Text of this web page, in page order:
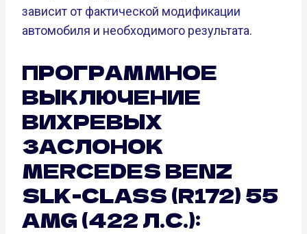
зависит от фактической модификации
автомобиля и необходимого результата.
ПРОГРАММНОЕ
ВЫКЛЮЧЕНИЕ
ВИХРЕВЫХ
ЗАСЛОНОК
MERCEDES BENZ
SLK-CLASS (R172) 55
AMG (422 Л.С.):